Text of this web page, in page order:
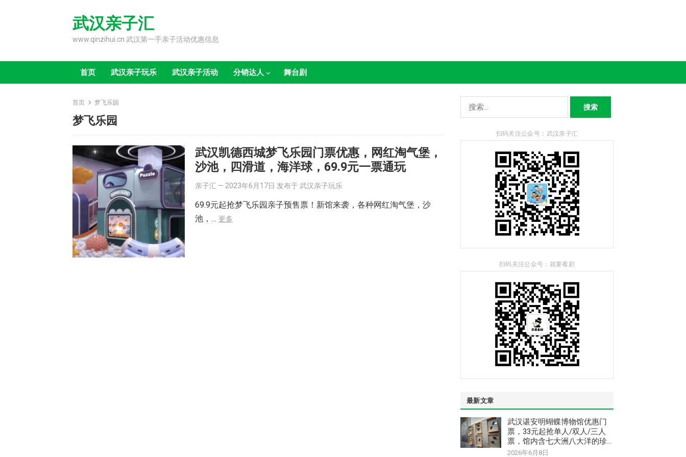
武汉亲子汇
www.qinzihui.cn 武汉第一手亲子活动优惠信息
首页 武汉亲子玩乐 武汉亲子活动 分销达人 舞台剧
首页 梦飞乐园
梦飞乐园
武汉凯德西城梦飞乐园门票优惠，网红淘气堡，
沙池，四滑道，海洋球，69.9元一票通玩
亲子汇 — 2023年6月17日 发布于 武汉亲子玩乐
69.9元起抢梦飞乐园亲子预售票！新馆来袭，各种网红淘气堡，沙
池，… 更多
索：
扫码关注公众号：武汉亲子汇
扫码关注公众号：就要看剧
最新文章
武汉谌安明蝴蝶博物馆优惠门
票，33元起抢单人/双人/三人
票，馆内含七大洲八大洋的珍
惜稀昆虫和蝴蝶标本
2026年6月8日